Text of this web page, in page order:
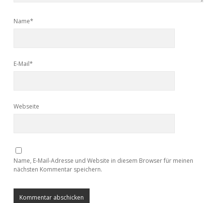
Name*
E-Mail*
Webseite
Name, E-Mail-Adresse und Website in diesem Browser für meinen
nächsten Kommentar speichern.